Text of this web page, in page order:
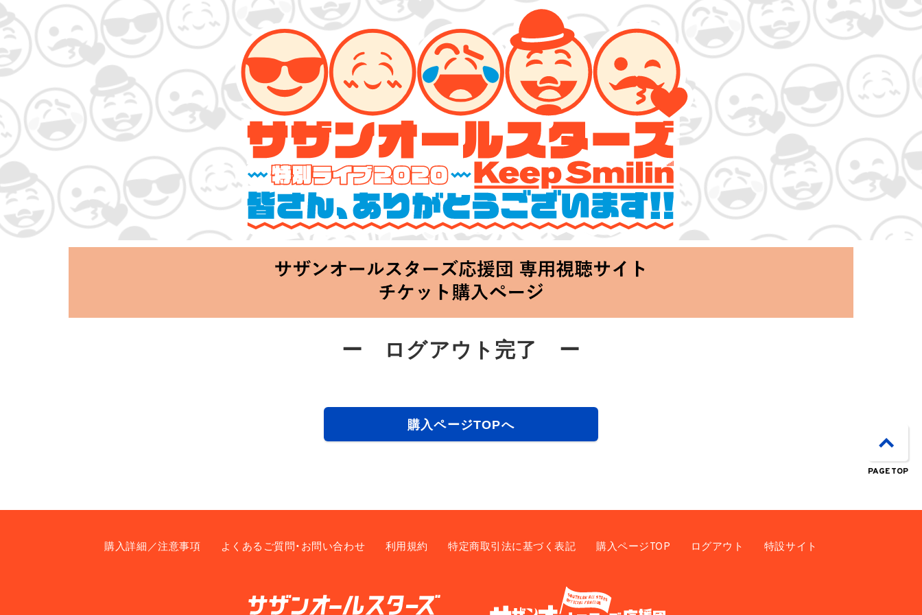
サザンオールスターズ 特別ライブ 2020
「Keep Smilin’～皆さん、ありがとうございます!!～」
2020.06.25 Thu 20:00 Start at 横浜アリーナ
ー ログアウト完了 ー
購入ページTOPへ
購入詳細／注意事項 よくあるご質問・お問い合わせ 利用規約 特定商取引法に基づく表記 購入ページTOP ログアウト 特設サイト
PAGE TOP